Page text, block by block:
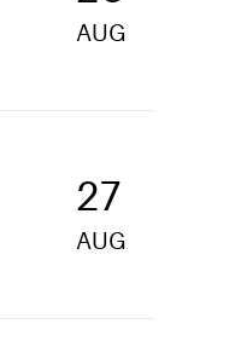
AUG
27
AUG